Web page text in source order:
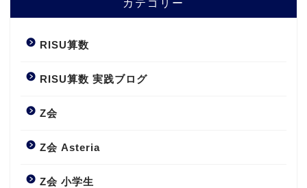
RISU算数
RISU算数 実践ブログ
Z会
Z会 Asteria
Z会 小学生